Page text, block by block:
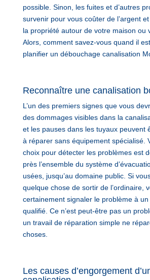
possible. Sinon, les fuites et d’autres
survenir pour vous coûter de l’argent
la propriété autour de votre maison ou
Alors, comment savez-vous quand il
planifier un débouchage canalisation
Reconnaître une canalisation
L’un des premiers signes que vous
des dommages visibles dans la
et les pauses dans les tuyaux peuvent
à réparer sans équipement spécialisé.
choix pour détecter les problèmes est
près l’ensemble du système
usées, jusqu’au domaine public. Si
quelque chose de sortir de l’ordinaire,
certainement signaler le problème à
qualifié. Ce n’est peut-être pas un
un travail de réparation simple ne
choses.
Les causes d’engorgement